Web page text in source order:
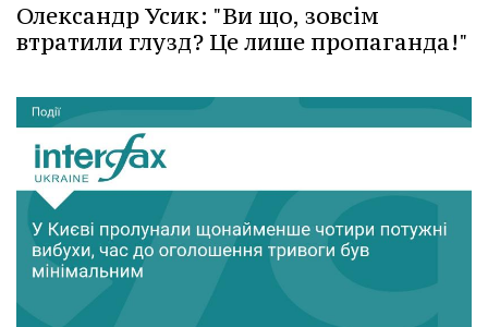
Олександр Усик: "Ви що, зовсім
втратили глузд? Це лише пропаганда!"